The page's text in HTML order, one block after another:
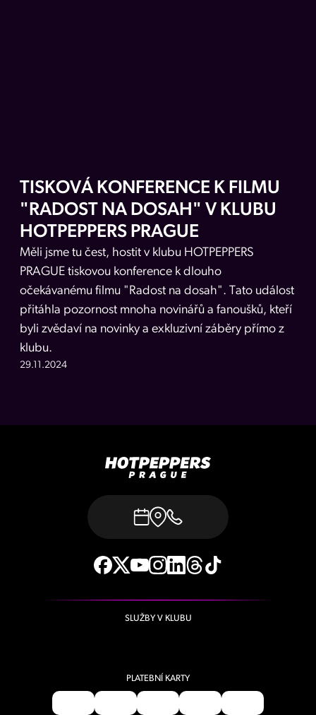
TISKOVÁ KONFERENCE K FILMU
"RADOST NA DOSAH" V KLUBU
HOTPEPPERS PRAGUE
Měli jsme tu čest, hostit v klubu HOTPEPPERS
PRAGUE tiskovou konference k dlouho
očekávanému filmu "Radost na dosah". Tato událost
přitáhla pozornost mnoha novinářů a fanoušků, kteří
byli zvědaví na novinky a exkluzivní záběry přímo z
klubu.
29.11.2024
SLUŽBY V KLUBU
PLATEBNÍ KARTY